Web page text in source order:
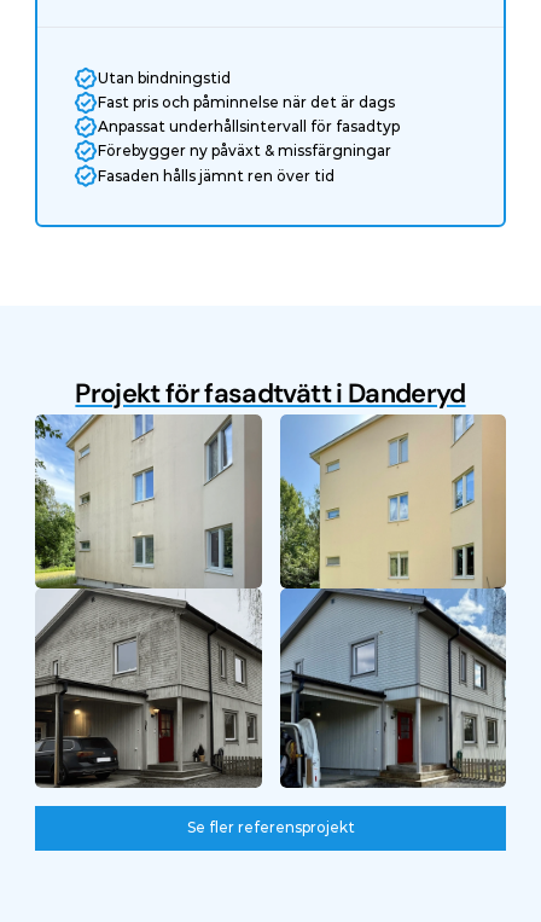
Utan bindningstid
Fast pris och påminnelse när det är dags
Anpassat underhållsintervall för fasadtyp
Förebygger ny påväxt & missfärgningar
Fasaden hålls jämnt ren över tid
Projekt för fasadtvätt i Danderyd
Före
Efter
Efter
Se fler referensprojekt